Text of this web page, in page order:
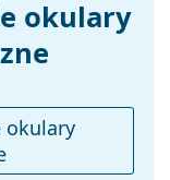
okulary
okulary